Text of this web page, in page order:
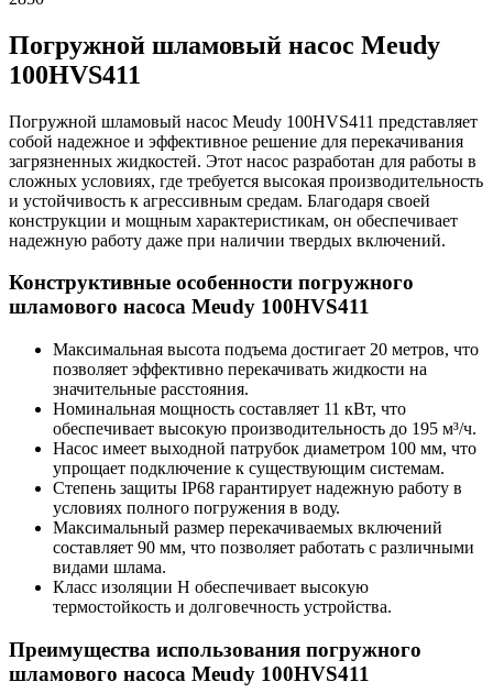
Погружной шламовый насос Meudy
100HVS411
Погружной шламовый насос Meudy 100HVS411 представляет
собой надежное и эффективное решение для перекачивания
загрязненных жидкостей. Этот насос разработан для работы в
сложных условиях, где требуется высокая производительность
и устойчивость к агрессивным средам. Благодаря своей
конструкции и мощным характеристикам, он обеспечивает
надежную работу даже при наличии твердых включений.
Конструктивные особенности погружного
шламового насоса Meudy 100HVS411
Максимальная высота подъема достигает 20 метров, что
позволяет эффективно перекачивать жидкости на
значительные расстояния.
Номинальная мощность составляет 11 кВт, что
обеспечивает высокую производительность до 195 м³/ч.
Насос имеет выходной патрубок диаметром 100 мм, что
упрощает подключение к существующим системам.
Степень защиты IP68 гарантирует надежную работу в
условиях полного погружения в воду.
Максимальный размер перекачиваемых включений
составляет 90 мм, что позволяет работать с различными
видами шлама.
Класс изоляции H обеспечивает высокую
термостойкость и долговечность устройства.
Преимущества использования погружного
шламового насоса Meudy 100HVS411